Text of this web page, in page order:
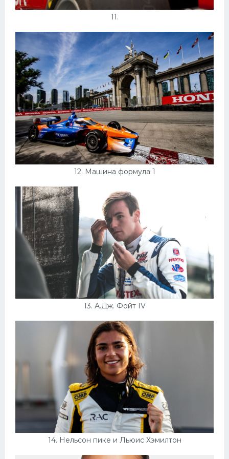
11.
12. Машина формула 1
13. А.Дж. Фойт IV
14. Нельсон пике и Льюис Хэмилтон